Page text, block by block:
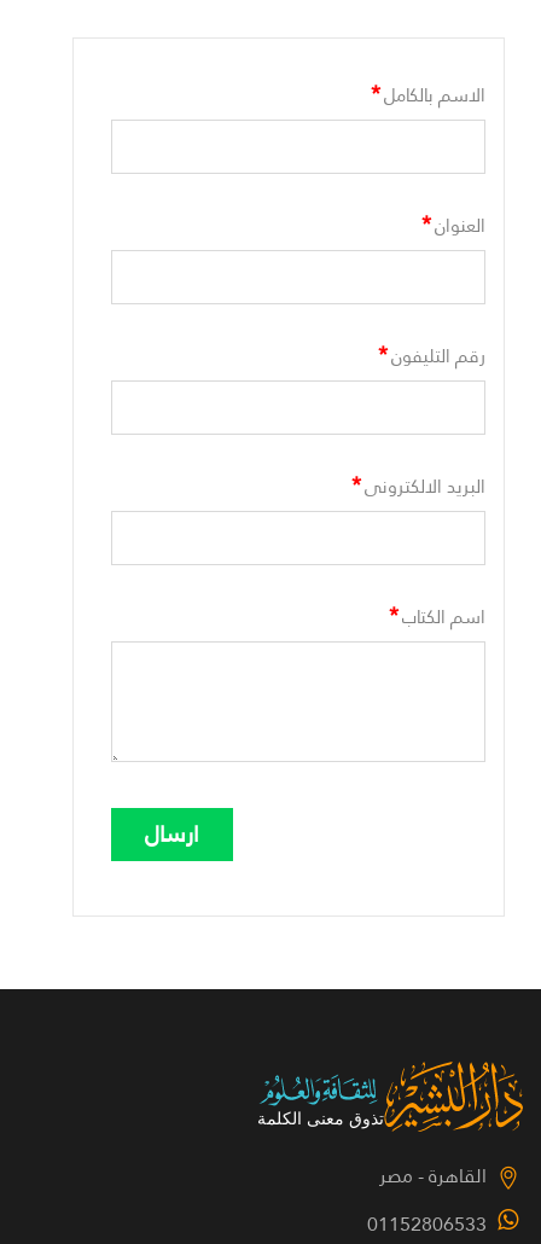
الاسم بالكامل*
العنوان*
رقم التليفون*
البريد الالكترونى*
اسم الكتاب*
القاهرة - مصر
01152806533